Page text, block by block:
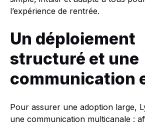
l’expérience de rentrée.
Un déploiement
structuré et une
communication
Pour assurer une adoption large,
une communication multicanale :